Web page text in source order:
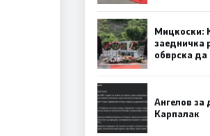
Мицкоски:
заедничка
обврска
Ангелов за
Карпалак